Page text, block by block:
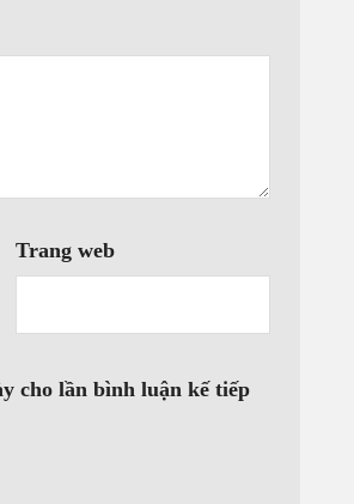
Trang web
cho lần bình luận kế tiếp